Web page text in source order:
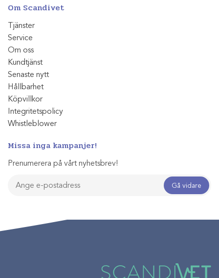
Om Scandivet
Tjänster
Service
Om oss
Kundtjänst
Senaste nytt
Hållbarhet
Köpvillkor
Integritetspolicy
Whistleblower
Missa inga kampanjer!
Prenumerera på vårt nyhetsbrev!
Gå vidare